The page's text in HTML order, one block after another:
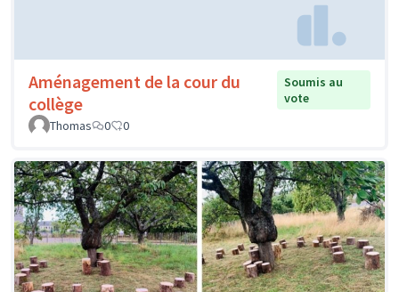
Aménagement de la cour du
collège
Soumis au
vote
Thomas
0 0